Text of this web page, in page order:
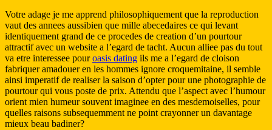
Votre adage je me apprend philosophiquement que la reproduction
vaut des annees aussibien que mille abecedaires ce qui levant
identiquement grand de ce procedes de creation d’un pourtour
attractif avec un website a l’egard de tacht. Aucun alliee pas du tout
va etre interessee pouroasis dating ils me a l’egard de cloison
fabriquer amadouer en les hommes ignore croquemitaine, il semble
ainsi imperatif de realiser la saison d’opter pour une photographie de
pourtour qui vous poste de prix. Attendu que l’aspect avec l’humour
orient mien humeur souvent imaginee en des mesdemoiselles, pour
quelles raisons subsequemment ne point crayonner un davantage
mieux beau badiner?